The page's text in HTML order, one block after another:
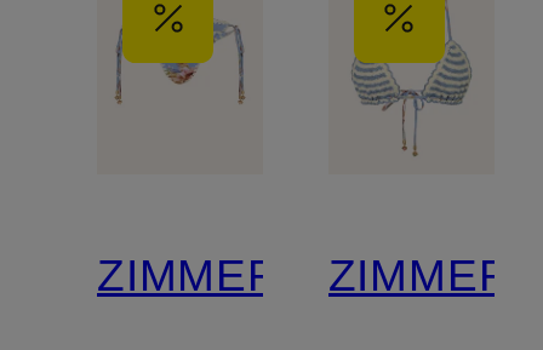
ZIMMERMANN